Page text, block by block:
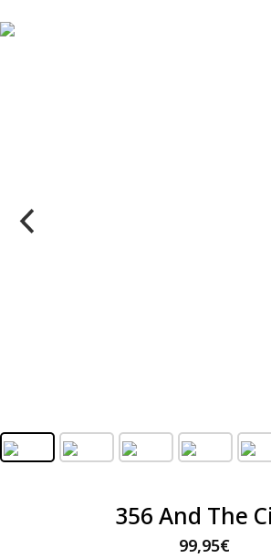
356 And The
99,95€